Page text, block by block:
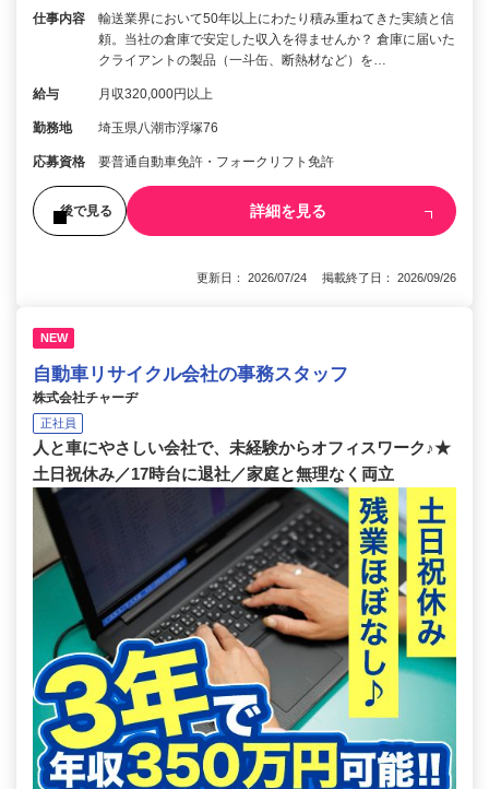
仕事内容
輸送業界において50年以上にわたり積み重ねてきた実績と信
頼。当社の倉庫で安定した収入を得ませんか？ 倉庫に届いた
クライアントの製品（一斗缶、断熱材など）を…
給与 月収320,000円以上
勤務地 埼玉県八潮市浮塚76
応募資格 要普通自動車免許・フォークリフト免許
後で見る 詳細を見る
更新日： 2026/07/24 掲載終了日： 2026/09/26
NEW
自動車リサイクル会社の事務スタッフ
株式会社チャーヂ
正社員
人と車にやさしい会社で、未経験からオフィスワーク♪★
土日祝休み／17時台に退社／家庭と無理なく両立